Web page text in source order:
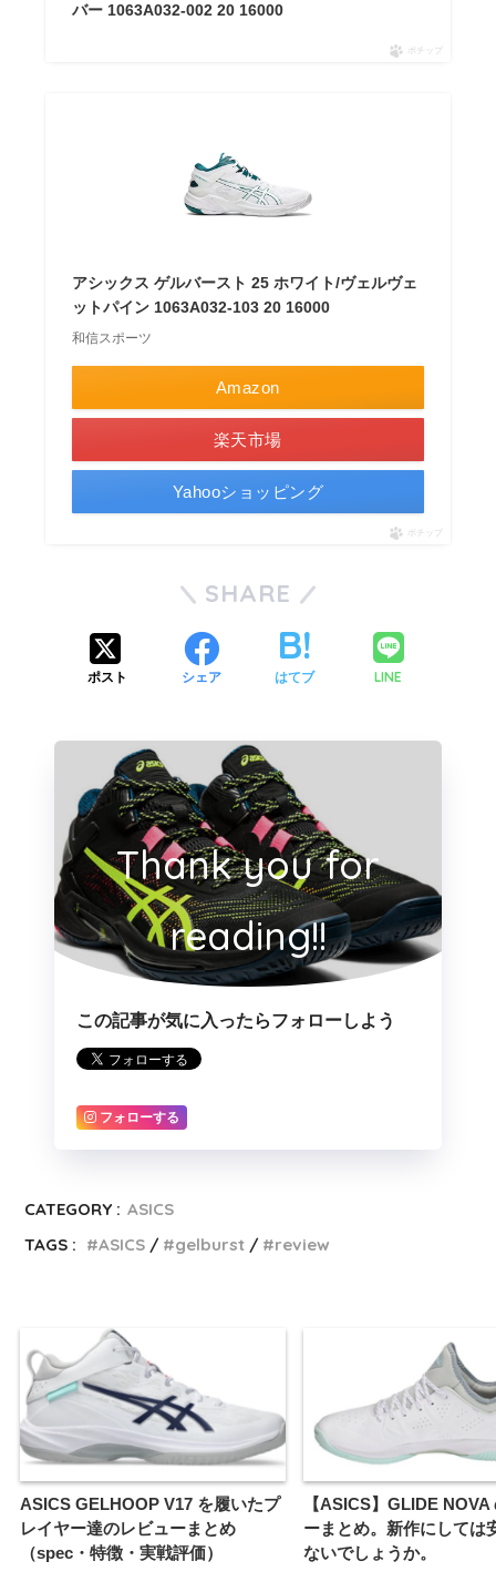
バー 1063A032-002 20 16000
ポチップ
アシックス ゲルバースト 25 ホワイト/ヴェルヴェ
ットパイン 1063A032-103 20 16000
和信スポーツ
Amazon
楽天市場
Yahooショッピング
ポチップ
SHARE
ポスト シェア はてブ LINE
Thank you for
reading!!
この記事が気に入ったらフォローしよう
フォローする
CATEGORY : ASICS
TAGS :
ASICS gelburst review
ASICS GELHOOP V17 を履いたプ
レイヤー達のレビューまとめ
（spec・特徴・実戦評価）
【ASICS】GLIDE NOVA
ーまとめ。新作にしては
ないでしょうか。